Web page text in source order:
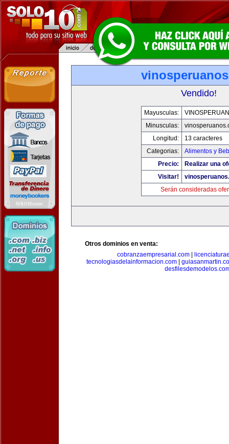
Vendido!
Mayusculas:
Minusculas:
Longitud:
13 caracteres
Categorias:
Alimentos y
Precio:
Realizar una
Visitar!
Serán consideradas
Otros dominios en venta:
cobranzaempresarial.com
tecnologiasdelainformacion.com|